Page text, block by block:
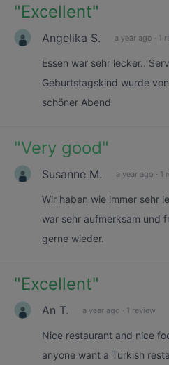
"Excellent"
Angelika S. a year ago · 1
Essen war sehr lecker..
Geburtstagskind wurde
schöner Abend
"Very good"
Susanne M. a year ago · 1
Wir haben wie immer sehr
war sehr aufmerksam und
gerne wieder.
"Excellent"
An T. a year ago · 1 review
Nice restaurant and nice
anyone want a Turkish